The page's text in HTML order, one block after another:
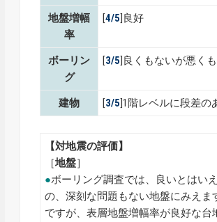
地盤増幅
率
[4/5]良好
ボーリン
グ
[3/5]良くもないが悪く
建物 [3/5]1階レベルに段差の
【対地震の評価】
［地盤］
●ボーリング調査では、良いとはい
の、深刻な問題もない地盤にみえま
ですが、表層地盤増幅率が良好な台